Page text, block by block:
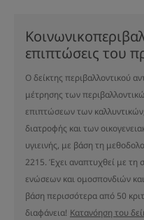
ΛΊΓΑ ΛΌΓΙΑ
Μια
Restore]™,
δραστικό
επιπτώσεις του
Ο δείκτης περιβαλλοντικού
μέτρησης των
επιπτώσεων των
διατροφής και των
υγιεινής, με βάση τη
2215. Έχει αναπτυχθεί με τη
ενώσεων και ομοσπονδιών
βάση περισσότερα από 50
διαφάνεια! Κατανόηση του